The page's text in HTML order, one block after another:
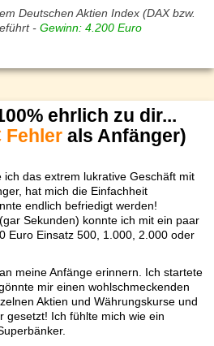
Deutschen Aktien Index (DAX bzw.
- Gewinn: 4.200 Euro
ehrlich zu dir...
Fehlerals Anfänger)
das extrem lukrative Geschäft mit
hat mich die Einfachheit
endlich befriedigt werden!
Sekunden) konnte ich mit ein paar
Euro Einsatz 500, 1.000, 2.000 oder
meine Anfänge erinnern. Ich startete
mir einen wohlschmeckenden
Aktien und Währungskurse und
gesetzt! Ich fühlte mich wie ein